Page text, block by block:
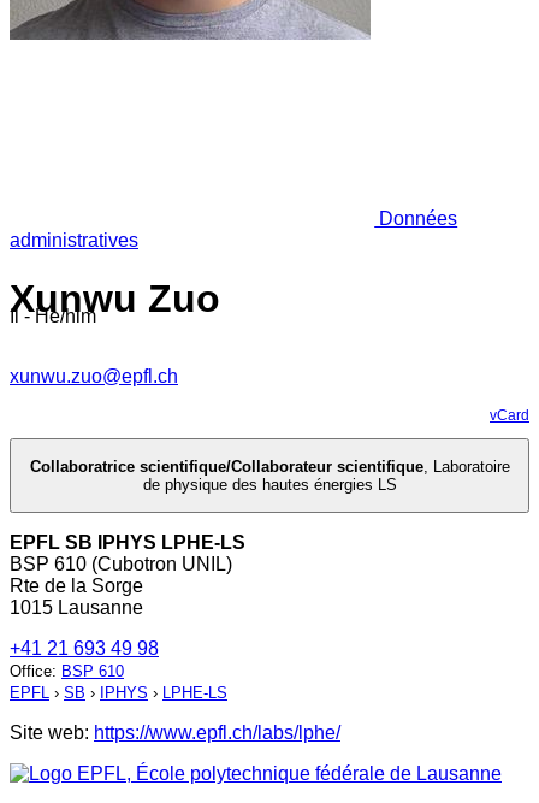
Données
administratives
Xunwu Zuo
Il - He/him
xunwu.zuo@epfl.ch
vCard
Collaboratrice scientifique/Collaborateur scientifique,
Laboratoire
de physique des hautes énergies LS
EPFL SB IPHYS LPHE-LS
BSP 610 (Cubotron UNIL)
Rte de la Sorge
1015 Lausanne
+41 21 693 49 98
Office: BSP 610
EPFL › SB › IPHYS › LPHE-LS
Site web: https://www.epfl.ch/labs/lphe/